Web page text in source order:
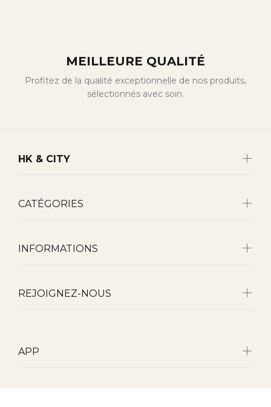
MEILLEURE QUALITÉ
Profitez de la qualité exceptionnelle de nos produits,
sélectionnés avec soin.
HK & CITY
CATÉGORIES
INFORMATIONS
REJOIGNEZ-NOUS
APP